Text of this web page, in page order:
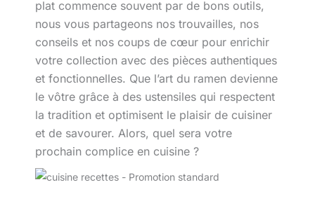
plat commence souvent par de bons outils,
nous vous partageons nos trouvailles, nos
conseils et nos coups de cœur pour enrichir
votre collection avec des pièces authentiques
et fonctionnelles. Que l’art du ramen devienne
le vôtre grâce à des ustensiles qui respectent
la tradition et optimisent le plaisir de cuisiner
et de savourer. Alors, quel sera votre
prochain complice en cuisine ?